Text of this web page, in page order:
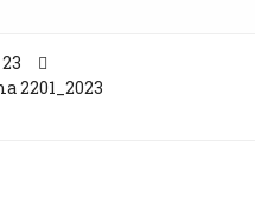
23
2201_2023